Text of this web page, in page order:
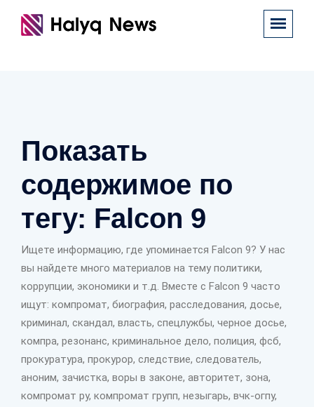
Показать
содержимое по
тегу: Falcon 9
Ищете информацию, где упоминается Falcon 9? У нас
вы найдете много материалов на тему политики,
коррупции, экономики и т.д. Вместе с Falcon 9 часто
ищут: компромат, биография, расследования, досье,
криминал, скандал, власть, спецлужбы, черное досье,
компра, резонанс, криминальное дело, полиция, фсб,
прокуратура, прокурор, следствие, следователь,
аноним, зачистка, воры в законе, авторитет, зона,
компромат ру, компромат групп, незыгарь, вчк-огпу,